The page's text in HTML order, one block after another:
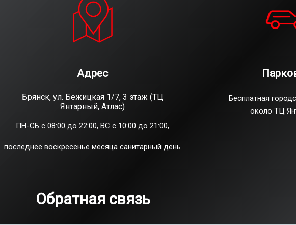
Адрес
Брянск, ул. Бежицкая 1/7, 3 этаж (ТЦ
Янтарный, Атлас)
ПН-СБ с 08:00 до 22:00, ВС с 10:00 до 21:00,
последнее воскресенье месяца санитарный день
Бесплатная
около ТЦ
Обратная связь